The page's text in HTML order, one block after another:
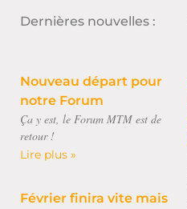
Dernières nouvelles :
Nouveau départ pour
notre Forum
Ça y est, le Forum MTM est de
retour !
Lire plus »
Février finira vite mais